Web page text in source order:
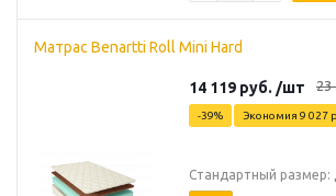
Матрас Benartti Roll Mini Hard
14 119 руб. /шт 23
-39% Экономия 9 027
Стандартный размер: